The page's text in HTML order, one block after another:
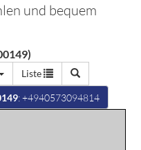
und bequem
Liste
: +4940573094814